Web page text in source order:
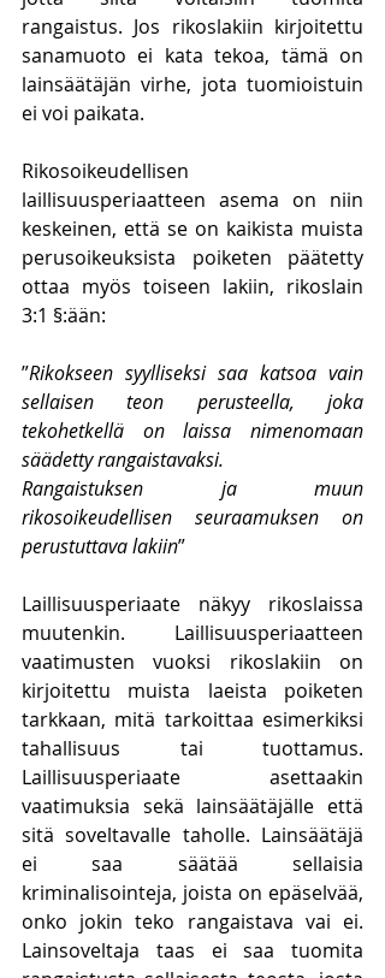
rangaistus. Jos rikoslakiin kirjoitettu
sanamuoto ei kata tekoa, tämä on
lainsäätäjän virhe, jota tuomioistuin
ei voi paikata.
Rikosoikeudellisen
laillisuusperiaatteen asema on niin
keskeinen, että se on kaikista muista
perusoikeuksista poiketen päätetty
ottaa myös toiseen lakiin, rikoslain
3:1 §:ään:
”Rikokseen syylliseksi saa katsoa vain
sellaisen teon perusteella, joka
tekohetkellä on laissa nimenomaan
säädetty rangaistavaksi.
Rangaistuksen ja muun
rikosoikeudellisen seuraamuksen on
perustuttava lakiin”
Laillisuusperiaate näkyy rikoslaissa
muutenkin. Laillisuusperiaatteen
vaatimusten vuoksi rikoslakiin on
kirjoitettu muista laeista poiketen
tarkkaan, mitä tarkoittaa esimerkiksi
tahallisuus tai tuottamus.
Laillisuusperiaate asettaakin
vaatimuksia sekä lainsäätäjälle että
sitä soveltavalle taholle. Lainsäätäjä
ei saa säätää sellaisia
kriminalisointeja, joista on epäselvää,
onko jokin teko rangaistava vai ei.
Lainsoveltaja taas ei saa tuomita